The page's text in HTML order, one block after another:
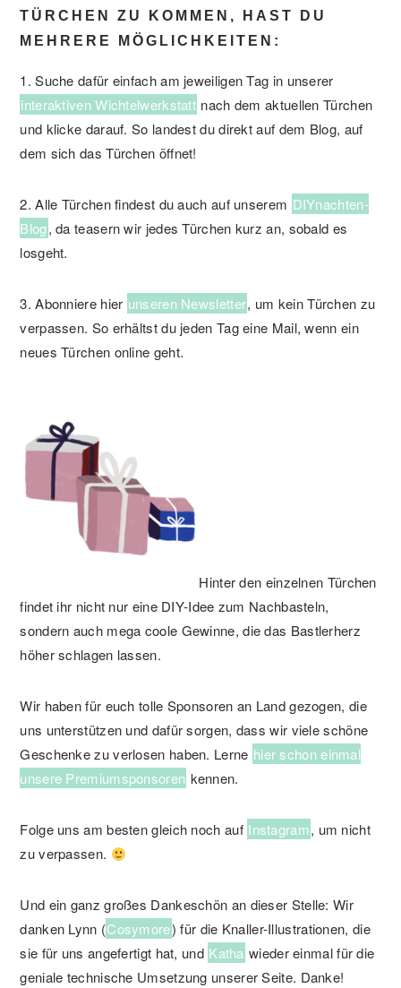
TÜRCHEN ZU KOMMEN, HAST DU
MEHRERE MÖGLICHKEITEN:
1. Suche dafür einfach am jeweiligen Tag in unserer
interaktiven Wichtelwerkstatt nach dem aktuellen Türchen
und klicke darauf. So landest du direkt auf dem Blog, auf
dem sich das Türchen öffnet!
2. Alle Türchen findest du auch auf unserem DIYnachten-
Blog, da teasern wir jedes Türchen kurz an, sobald es
losgeht.
3. Abonniere hier unseren Newsletter, um kein Türchen zu
verpassen. So erhältst du jeden Tag eine Mail, wenn ein
neues Türchen online geht.
Hinter den einzelnen Türchen
findet ihr nicht nur eine DIY-Idee zum Nachbasteln,
sondern auch mega coole Gewinne, die das Bastlerherz
höher schlagen lassen.
Wir haben für euch tolle Sponsoren an Land gezogen, die
uns unterstützen und dafür sorgen, dass wir viele schöne
Geschenke zu verlosen haben. Lerne hier schon einmal
unsere Premiumsponsoren kennen.
Folge uns am besten gleich noch auf Instagram, um nicht
zu verpassen.
Und ein ganz großes Dankeschön an dieser Stelle: Wir
danken Lynn (Cosymore) für die Knaller-Illustrationen, die
sie für uns angefertigt hat, und Katha wieder einmal für die
geniale technische Umsetzung unserer Seite. Danke!